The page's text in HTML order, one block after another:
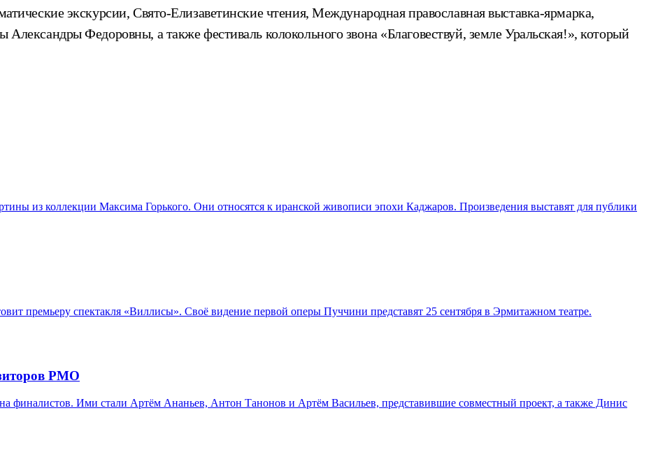
экскурсии, Свято-Елизаветинские чтения, Международная православная выставка-ярмарка,
Федоровны, а также фестиваль колокольного звона «Благовествуй, земле Уральская!», который
из коллекции Максима Горького. Они относятся к иранской живописи эпохи Каджаров. Произведения выставят для публики
премьеру спектакля «Виллисы». Своё видение первой оперы Пуччини представят 25 сентября в Эрмитажном театре.
РМО
финалистов. Ими стали Артём Ананьев, Антон Танонов и Артём Васильев, представившие совместный проект, а также Динис